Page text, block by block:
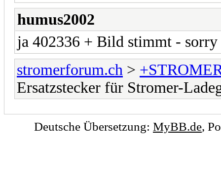
humus2002
ja 402336 + Bild stimmt - sorry
stromerforum.ch >
Ersatzstecker für Stromer-
Deutsche Übersetzung: MyBB.de,